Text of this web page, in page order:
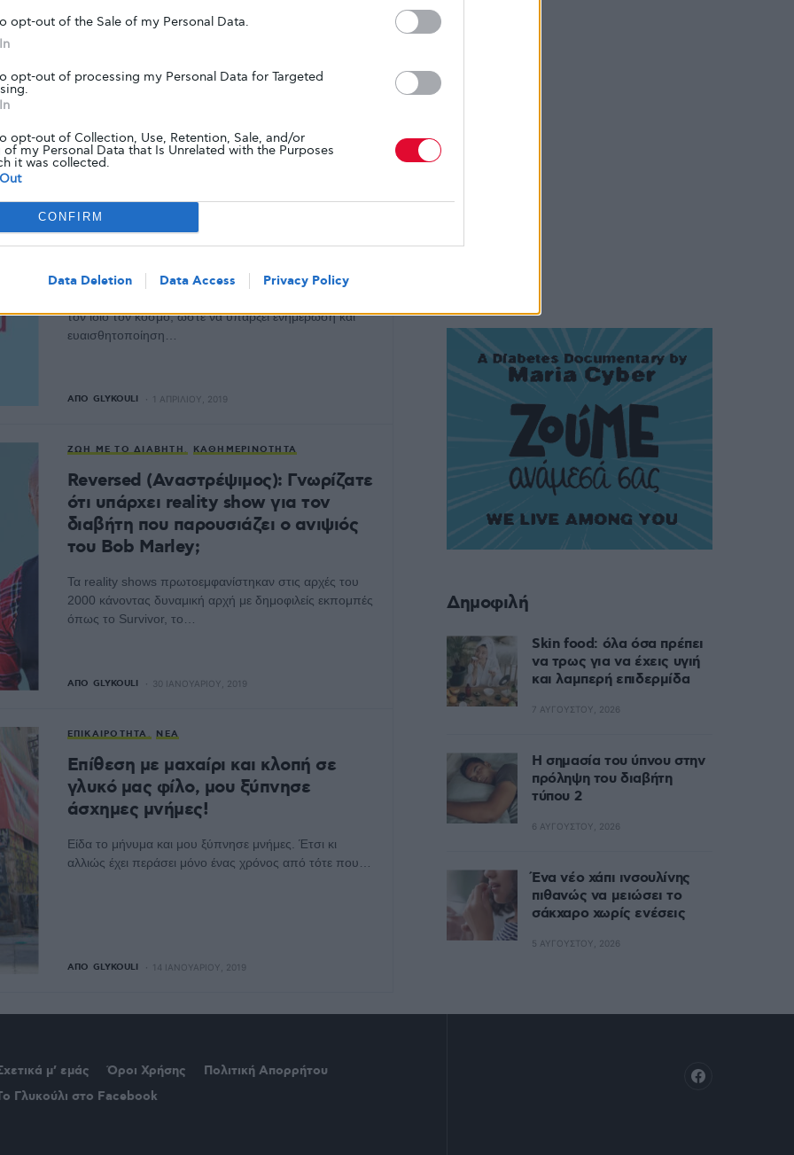
opt-out of the Sale of my Personal Data.
opt-out of processing my Personal Data for Targeted
opt-out of Collection, Use, Retention, Sale, and/or
of my Personal Data that Is Unrelated with the Purposes
it was collected.
CONFIRM
Data Deletion Data Access Privacy Policy
Πριν από λίγη ώρα, παρακολουθήσαμε τα τηλεοπτικά
σποτ του Freestyle Libre και θελήσαμε να γράψουμε
ΝΈΑ
Πάνω απ' όλα η….
παραπληροφόρηση για το διαβήτη
σε τηλεοπτική εκπομπή. Θα βγει
τον ίδιο τον κόσμο, ώστε να υπάρξει ενημέρωση και
ευαισθητοποίηση…
ΑΠΌ GLYKOULI 1 ΑΠΡΙΛΊΟΥ, 2019
ΖΩΉ ΜΕ ΤΟ ΔΙΑΒΉΤΗ ΚΑΘΗΜΕΡΙΝΌΤΗΤΑ
Reversed (Αναστρέψιμος): Γνωρίζατε
ότι υπάρχει reality show για τον
διαβήτη που παρουσιάζει ο ανιψιός
του Bob Marley;
Τα reality shows πρωτοεμφανίστηκαν στις αρχές του
2000 κάνοντας δυναμική αρχή με δημοφιλείς εκπομπές
όπως το Survivor, το…
ΑΠΌ GLYKOULI 30 ΙΑΝΟΥΑΡΊΟΥ, 2019
ΕΠΙΚΑΙΡΌΤΗΤΑ ΝΈΑ
Επίθεση με μαχαίρι και κλοπή σε
γλυκό μας φίλο, μου ξύπνησε
άσχημες μνήμες!
Είδα το μήνυμα και μου ξύπνησε μνήμες. Έτσι κι
αλλιώς έχει περάσει μόνο ένας χρόνος από τότε που…
ΑΠΌ GLYKOULI 14 ΙΑΝΟΥΑΡΊΟΥ, 2019
Δημοφιλή
Skin food: όλα όσα πρέπει
να τρως για να έχεις υγιή
και λαμπερή επιδερμίδα
7 ΑΥΓΟΎΣΤΟΥ, 2026
Η σημασία του ύπνου στην
πρόληψη του διαβήτη
τύπου 2
6 ΑΥΓΟΎΣΤΟΥ, 2026
Ένα νέο χάπι ινσουλίνης
πιθανώς να μειώσει το
σάκχαρο χωρίς ενέσεις
5 ΑΥΓΟΎΣΤΟΥ, 2026
μ’ εμάς Όροι Χρήσης
Πολιτική Απορρήτου
Γλυκούλι στο Facebook